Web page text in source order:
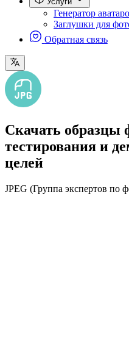
Генератор
Заглушки для
Обратная связь
Скачать образцы
тестирования и
целей
JPEG (Группа экспертов по